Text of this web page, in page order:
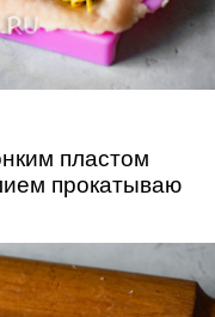
пластом
прокатываю